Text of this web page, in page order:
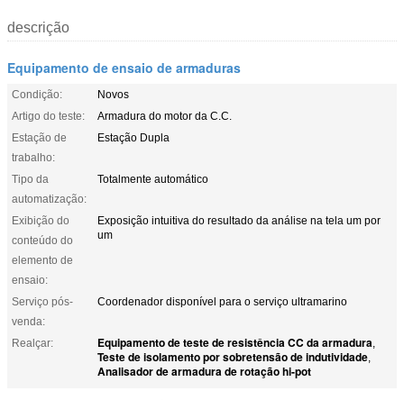
descrição
Equipamento de ensaio de armaduras
Condição:
Novos
Artigo do teste:
Armadura do motor da C.C.
Estação de
trabalho:
Estação Dupla
Tipo da
automatização:
Totalmente automático
Exibição do
conteúdo do
elemento de
ensaio:
Exposição intuitiva do resultado da análise na tela um por
um
Serviço pós-
venda:
Coordenador disponível para o serviço ultramarino
Realçar: Equipamento de teste de resistência CC da armadura,
Teste de isolamento por sobretensão de indutividade,
Analisador de armadura de rotação hi-pot